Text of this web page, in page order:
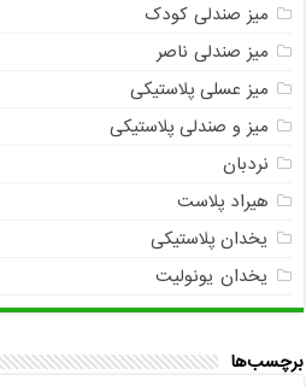
میز صندلی کودک
میز صندلی ناصر
میز عسلی پلاستیکی
میز و صندلی پلاستیکی
نردبان
هیراد پلاست
یخدان پلاستیکی
یخدان یونولیت
برچسب‌ها